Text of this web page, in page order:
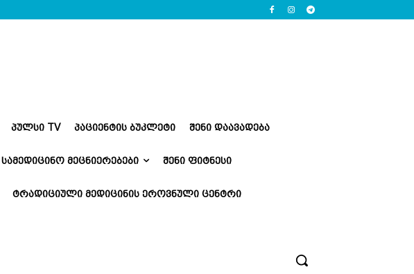
ᲞᲣᲚᲡᲘ TV ᲞᲐᲪᲘᲔᲜᲢᲘᲡ ᲑᲣᲙᲚᲔᲢᲘ ᲨᲔᲜᲘ ᲓᲐᲐᲕᲐᲓᲔᲑᲐ
ᲡᲐᲛᲔᲓᲘᲪᲘᲜᲝ ᲛᲔᲪᲜᲘᲔᲠᲔᲑᲔᲑᲘ ᲨᲔᲜᲘ ᲤᲘᲢᲜᲔᲡᲘ
ᲢᲠᲐᲓᲘᲪᲘᲣᲚᲘ ᲛᲔᲓᲘᲪᲘᲜᲘᲡ ᲔᲠᲝᲕᲜᲣᲚᲘ ᲪᲔᲜᲢᲠᲘ